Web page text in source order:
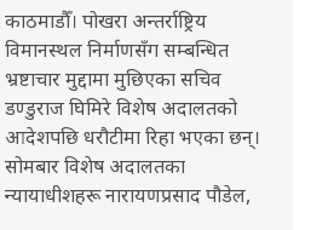
काठमाडौँ। पोखरा अन्तर्राष्ट्रिय
विमानस्थल निर्माणसँग सम्बन्धित
भ्रष्टाचार मुद्दामा मुछिएका सचिव
डण्डुराज घिमिरे विशेष अदालतको
आदेशपछि धरौटीमा रिहा भएका छन्।
सोमबार विशेष अदालतका
न्यायाधीशहरू नारायणप्रसाद पौडेल,